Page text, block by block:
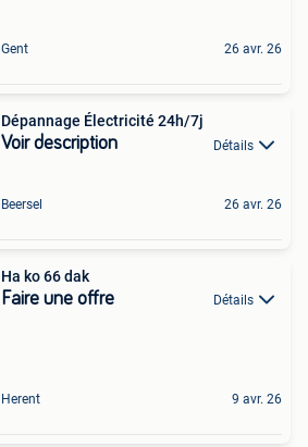
Gent 26 avr. 26
Dépannage Électricité 24h/7j
Voir description Détails
Beersel 26 avr. 26
Ha ko 66 dak
Faire une offre Détails
Herent 9 avr. 26